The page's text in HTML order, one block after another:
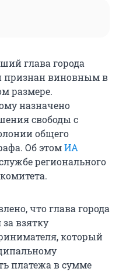
глава города
виновным в
размере.
назначено
свободы с
общего
Об этомИА
регионального
что глава города
взятку
который
платежа в сумме